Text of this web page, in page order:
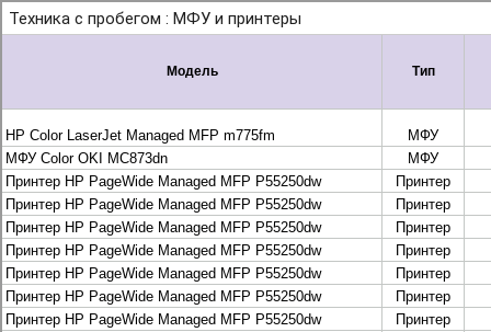
Рассчитать и заказать
Рассчитать и заказать
О компании
История Леком
Производители
Леком
Pantum